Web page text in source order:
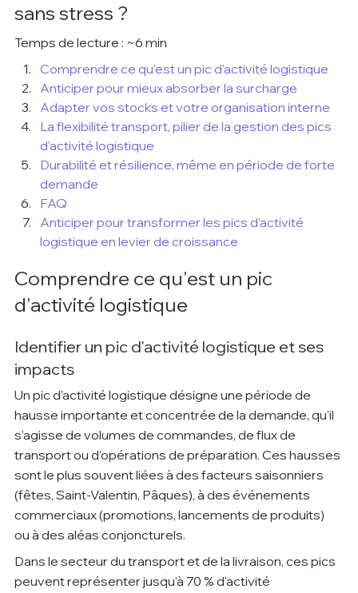
sans stress ?
Temps de lecture : ~6 min
Comprendre ce qu'est un pic d'activité logistique
Anticiper pour mieux absorber la surcharge
Adapter vos stocks et votre organisation interne
La flexibilité transport, pilier de la gestion des pics
d'activité logistique
Durabilité et résilience, même en période de forte
demande
FAQ
Anticiper pour transformer les pics d'activité
logistique en levier de croissance
Comprendre ce qu'est un pic
d'activité logistique
Identifier un pic d'activité logistique et ses
impacts
Un pic d'activité logistique désigne une période de
hausse importante et concentrée de la demande, qu'il
s'agisse de volumes de commandes, de flux de
transport ou d'opérations de préparation. Ces hausses
sont le plus souvent liées à des facteurs saisonniers
(fêtes, Saint-Valentin, Pâques), à des événements
commerciaux (promotions, lancements de produits)
ou à des aléas conjoncturels.
Dans le secteur du transport et de la livraison, ces pics
peuvent représenter jusqu'à 70 % d'activité